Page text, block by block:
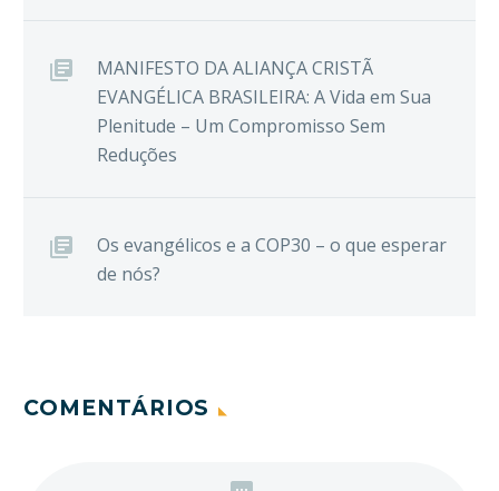
MANIFESTO DA ALIANÇA CRISTÃ
EVANGÉLICA BRASILEIRA: A Vida em Sua
Plenitude – Um Compromisso Sem
Reduções
Os evangélicos e a COP30 – o que esperar
de nós?
COMENTÁRIOS